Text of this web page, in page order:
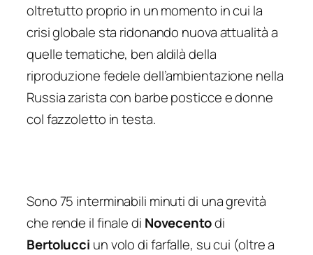
oltretutto proprio in un momento in cui la
crisi globale sta ridonando nuova attualità a
quelle tematiche, ben aldilà della
riproduzione fedele dell’ambientazione nella
Russia zarista con barbe posticce e donne
col fazzoletto in testa.
Sono 75 interminabili minuti di una grevità
che rende il finale di Novecentodi
Bertolucci un volo di farfalle, su cui (oltre a